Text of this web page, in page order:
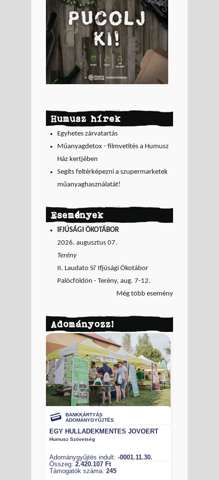
Humusz hírek
Egyhetes zárvatartás
Műanyagdetox - filmvetítés a Humusz
Ház kertjében
Segíts feltérképezni a szupermarketek
műanyaghasználatát!
Események
IFJÚSÁGI ÖKOTÁBOR
2026. augusztus 07.
Terény
II. Laudato Si' Ifjúsági Ökotábor
Palócföldön - Terény, aug. 7-12.
Még több esemény
Adományozz!